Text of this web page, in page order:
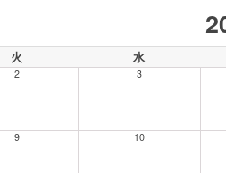
火 水
2 3
9 10